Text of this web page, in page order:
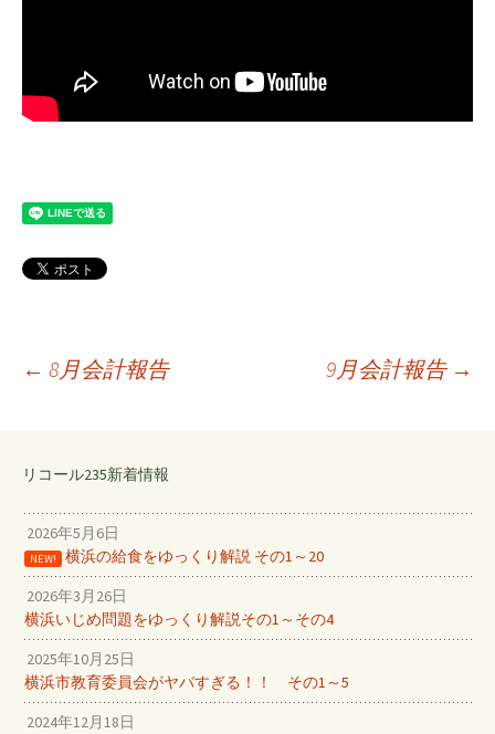
稿
ナ
ビ
ゲ
← 8月会計報告 9月会計報告 →
リコール235新着情報
2026年5月6日
NEW!
横浜の給食をゆっくり解説 その1～20
2026年3月26日
横浜いじめ問題をゆっくり解説その1～その4
2025年10月25日
横浜市教育委員会がヤバすぎる！！ その1～5
2024年12月18日